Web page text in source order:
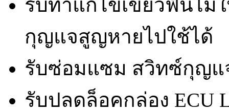
รับทำแก้ไขเขี้ยวฟันไม่
กุญแจสูญหายไปใช้ได้
รับซ่อมแซม สวิทซ์กุญแ
รับปลดล็อคกล่อง ECU